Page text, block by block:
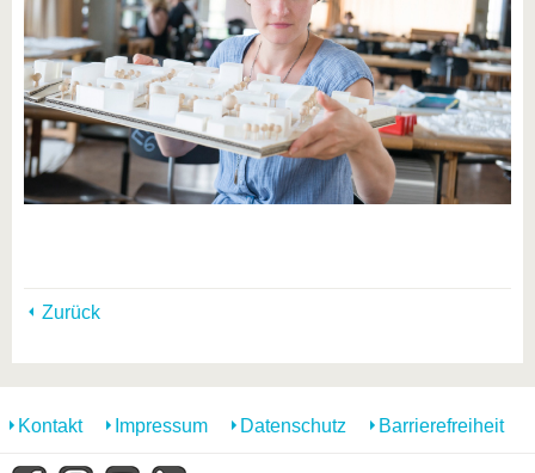
Zurück
Kontakt Impressum Datenschutz Barrierefreiheit